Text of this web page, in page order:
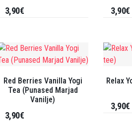
3,90€ 3,90€
Red Berries Vanilla Yogi
Tea (Punased Marjad
Vanilje)
3,90€
Relax
3,90€